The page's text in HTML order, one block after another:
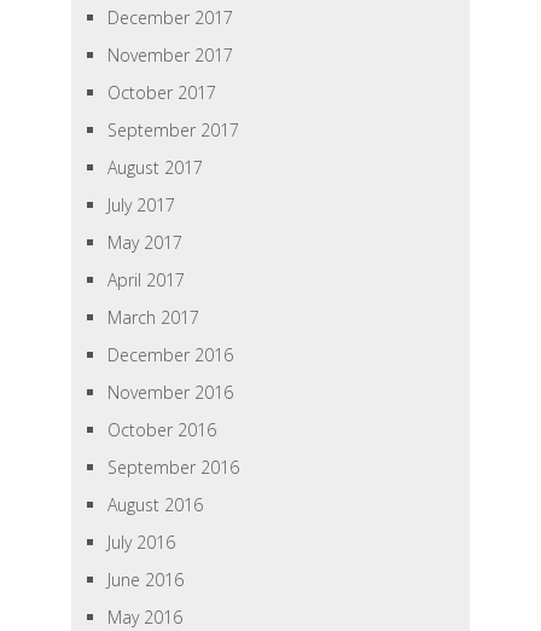
December 2017
November 2017
October 2017
September 2017
August 2017
July 2017
May 2017
April 2017
March 2017
December 2016
November 2016
October 2016
September 2016
August 2016
July 2016
June 2016
May 2016